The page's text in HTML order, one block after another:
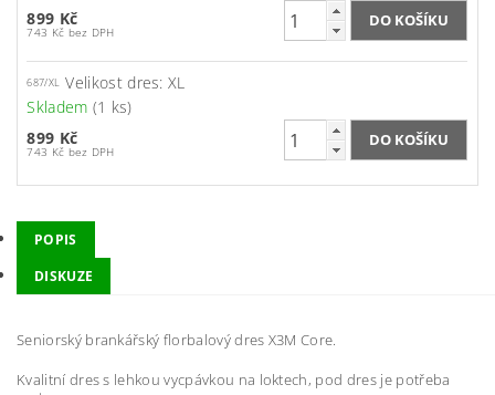
899 Kč
743 Kč bez DPH
687/XL Velikost dres: XL
Skladem (1 ks)
899 Kč
743 Kč bez DPH
POPIS
DISKUZE
Seniorský brankářský florbalový dres X3M Core.
Kvalitní dres s lehkou vycpávkou na loktech, pod dres je potřeba